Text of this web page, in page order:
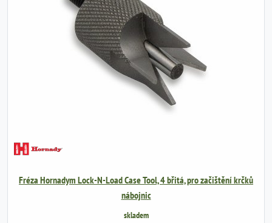
Fréza Hornadym Lock-N-Load Case Tool, 4 břitá, pro začištění krčků
nábojnic
skladem